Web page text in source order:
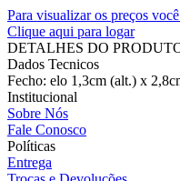
Para visualizar os preços
Clique aqui para logar
DETALHES DO
Dados Tecnicos
Fecho: elo 1,3cm (alt.) x
Institucional
Sobre Nós
Fale Conosco
Políticas
Entrega